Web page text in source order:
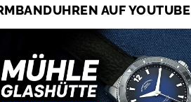
AUF YOUTUBE